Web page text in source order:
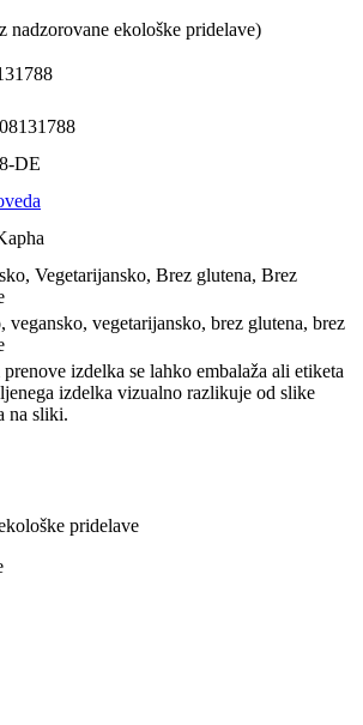
nadzorovane ekološke pridelave)
DE
Vegetarijansko, Brez glutena, Brez
vegansko, vegetarijansko, brez glutena, brez
prenove izdelka se lahko embalaža ali etiketa
izdelka vizualno razlikuje od slike
na sliki.
pridelave